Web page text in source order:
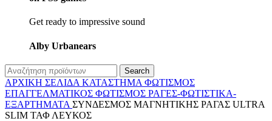
Get ready to impressive sound
Alby Urbanears
Search
ΑΡΧΙΚΉ ΣΕΛΊΔΑ ΚΑΤΆΣΤΗΜΑ ΦΩΤΙΣΜΌΣ
ΕΠΑΓΓΕΛΜΑΤΙΚΟΣ ΦΩΤΙΣΜΌΣ ΡΆΓΕΣ-ΦΩΤΙΣΤΙΚΆ-
ΕΞΑΡΤΉΜΑΤΑ ΣΥΝΔΕΣΜΟΣ ΜΑΓΝΗΤΙΚΗΣ ΡΑΓΑΣ ULTRA
SLIM ΤΑΦ ΛΕΥΚΟΣ